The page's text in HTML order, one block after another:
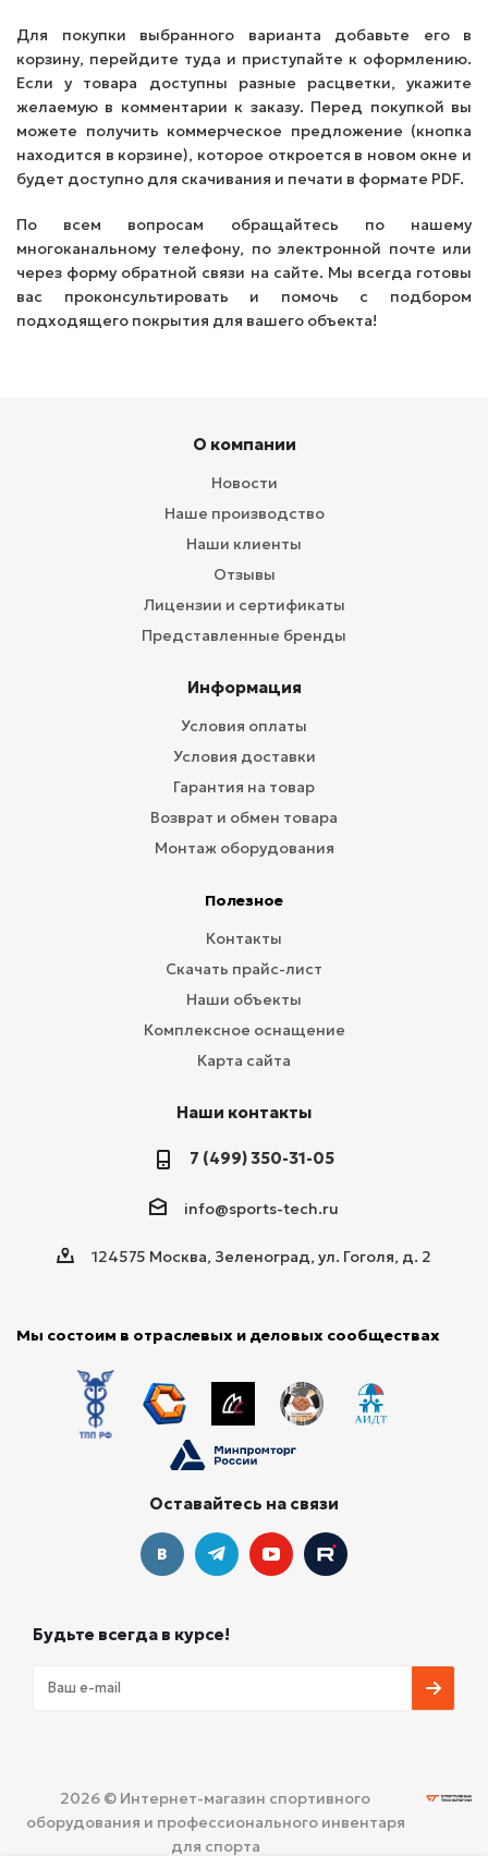
Для покупки выбранного варианта добавьте его в
корзину, перейдите туда и приступайте к оформлению.
Если у товара доступны разные расцветки, укажите
желаемую в комментарии к заказу. Перед покупкой вы
можете получить коммерческое предложение (кнопка
находится в корзине), которое откроется в новом окне и
будет доступно для скачивания и печати в формате PDF.
По всем вопросам обращайтесь по нашему
многоканальному телефону, по электронной почте или
через форму обратной связи на сайте. Мы всегда готовы
вас проконсультировать и помочь с подбором
подходящего покрытия для вашего объекта!
О компании
Новости
Наше производство
Наши клиенты
Отзывы
Лицензии и сертификаты
Представленные бренды
Информация
Условия оплаты
Условия доставки
Гарантия на товар
Возврат и обмен товара
Монтаж оборудования
Полезное
Контакты
Скачать прайс-лист
Наши объекты
Комплексное оснащение
Карта сайта
Наши контакты
7 (499) 350-31-05
info@sports-tech.ru
124575 Москва, Зеленоград, ул. Гоголя, д. 2
Мы состоим в отраслевых и деловых сообществах
Оставайтесь на связи
Будьте всегда в курсе!
2026 © Интернет-магазин спортивного
оборудования и профессионального инвентаря
для спорта